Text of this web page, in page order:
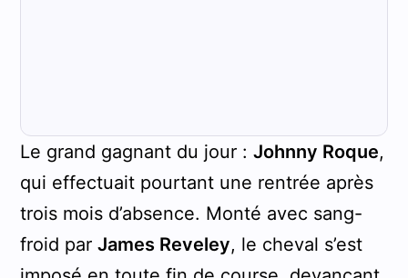
Le grand gagnant du jour : Johnny Roque,
qui effectuait pourtant une rentrée après
trois mois d’absence. Monté avec sang-
froid par James Reveley, le cheval s’est